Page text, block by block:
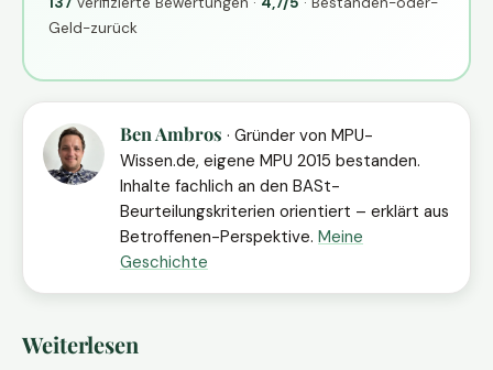
Geld-zurück
Ben Ambros · Gründer von MPU-
Wissen.de, eigene MPU 2015 bestanden.
Inhalte fachlich an den BASt-
Beurteilungskriterien orientiert – erklärt aus
Betroffenen-Perspektive. Meine
Geschichte
Weiterlesen